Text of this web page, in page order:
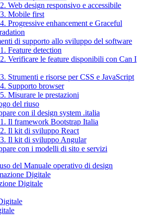
Web design responsivo e accessibile
Mobile first
Progressive enhancement e Graceful
di supporto allo sviluppo del software
Feature detection
Verificare le feature disponibili con Can I
Strumenti e risorse per CSS e JavaScript
Supporto browser
Misurare le prestazioni
del riuso
con il design system .italia
Il framework Bootstrap Italia
Il kit di sviluppo React
Il kit di sviluppo Angular
con i modelli di sito e servizi
del Manuale operativo di design
Digitale